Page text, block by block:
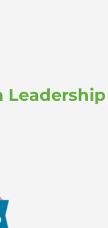
Leadership